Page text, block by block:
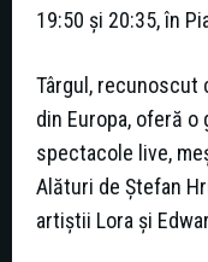
19:50 și 20:35, în
Târgul, recunoscut
din Europa, oferă
spectacole live,
Alături de Ștefan
artiștii Lora și